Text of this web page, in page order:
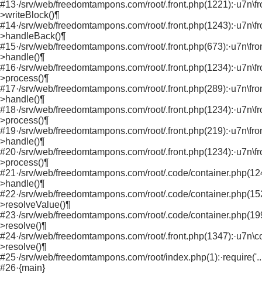
#13·/srv/web/freedomtampons.com/root/
>writeBlock()¶
#14·/srv/web/freedomtampons.com/root/
>handleBack()¶
#15·/srv/web/freedomtampons.com/root/
>handle()¶
#16·/srv/web/freedomtampons.com/root/
>process()¶
#17·/srv/web/freedomtampons.com/root/
>handle()¶
#18·/srv/web/freedomtampons.com/root/
>process()¶
#19·/srv/web/freedomtampons.com/root/
>handle()¶
#20·/srv/web/freedomtampons.com/root/
>process()¶
#21·/srv/web/freedomtampons.com/root/.code/
>handle()¶
#22·/srv/web/freedomtampons.com/root/.code/
>resolveValue()¶
#23·/srv/web/freedomtampons.com/root/.code/
>resolve()¶
#24·/srv/web/freedomtampons.com/root/
>resolve()¶
#25·/srv/web/freedomtampons.com/root/
#26·{main}